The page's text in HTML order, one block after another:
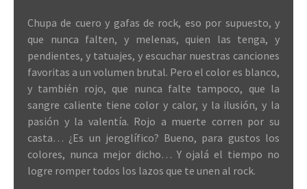
Chupa de cuero y gafas de rock, eso por supuesto, y
que nunca falten, y melenas, quien las tenga, y
pendientes, y tatuajes, y escuchar nuestras canciones
favoritas a un volumen brutal. Pero el color es blanco,
y también rojo, que nunca falte tampoco, que la
sangre caliente tiene color y calor, y la ilusión, y la
pasión y la valentía. Rojo a muerte corren por su
casta… ¿Es un jeroglífico? Bueno, para gustos los
colores, nunca mejor dicho… Y ojalá el tiempo no
logre romper todos los lazos que te unen al rock.